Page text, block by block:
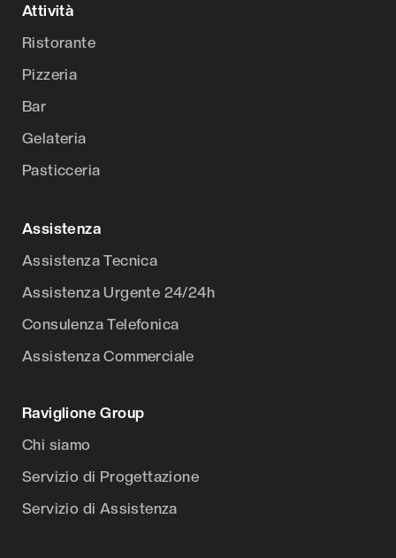
Attività
Ristorante
Pizzeria
Bar
Gelateria
Pasticceria
Assistenza
Assistenza Tecnica
Assistenza Urgente 24/24h
Consulenza Telefonica
Assistenza Commerciale
Raviglione Group
Chi siamo
Servizio di Progettazione
Servizio di Assistenza